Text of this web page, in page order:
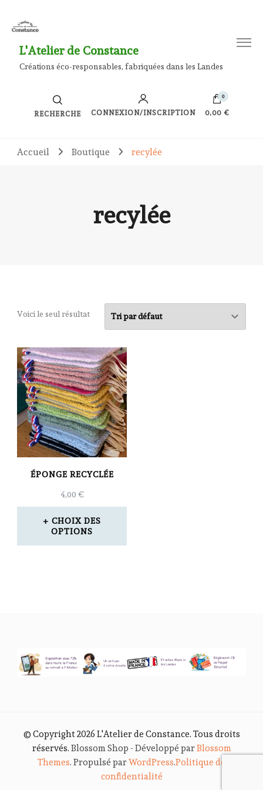
L'Atelier de Constance
Créations éco-responsables, fabriquées dans les Landes
RECHERCHE CONNEXION/INSCRIPTION
0
0,00 €
Accueil Boutique recylée
recylée
Voici le seul résultat
ÉPONGE RECYCLÉE
4,00 €
CHOIX DES
OPTIONS
Les
options
choisies
sur
la
© Copyright 2026 L'Atelier de Constance. Tous droits
réservés. Blossom Shop - Développé parBlossom
Themes. Propulsé parWordPress.Politique de
confidentialité